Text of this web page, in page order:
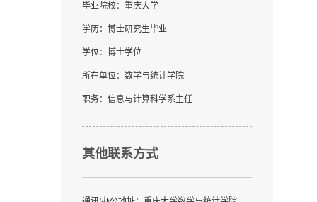
毕业院校：重庆大学
学历：博士研究生毕业
学位：博士学位
所在单位：数学与统计学院
职务：信息与计算科学系主任
其他联系方式